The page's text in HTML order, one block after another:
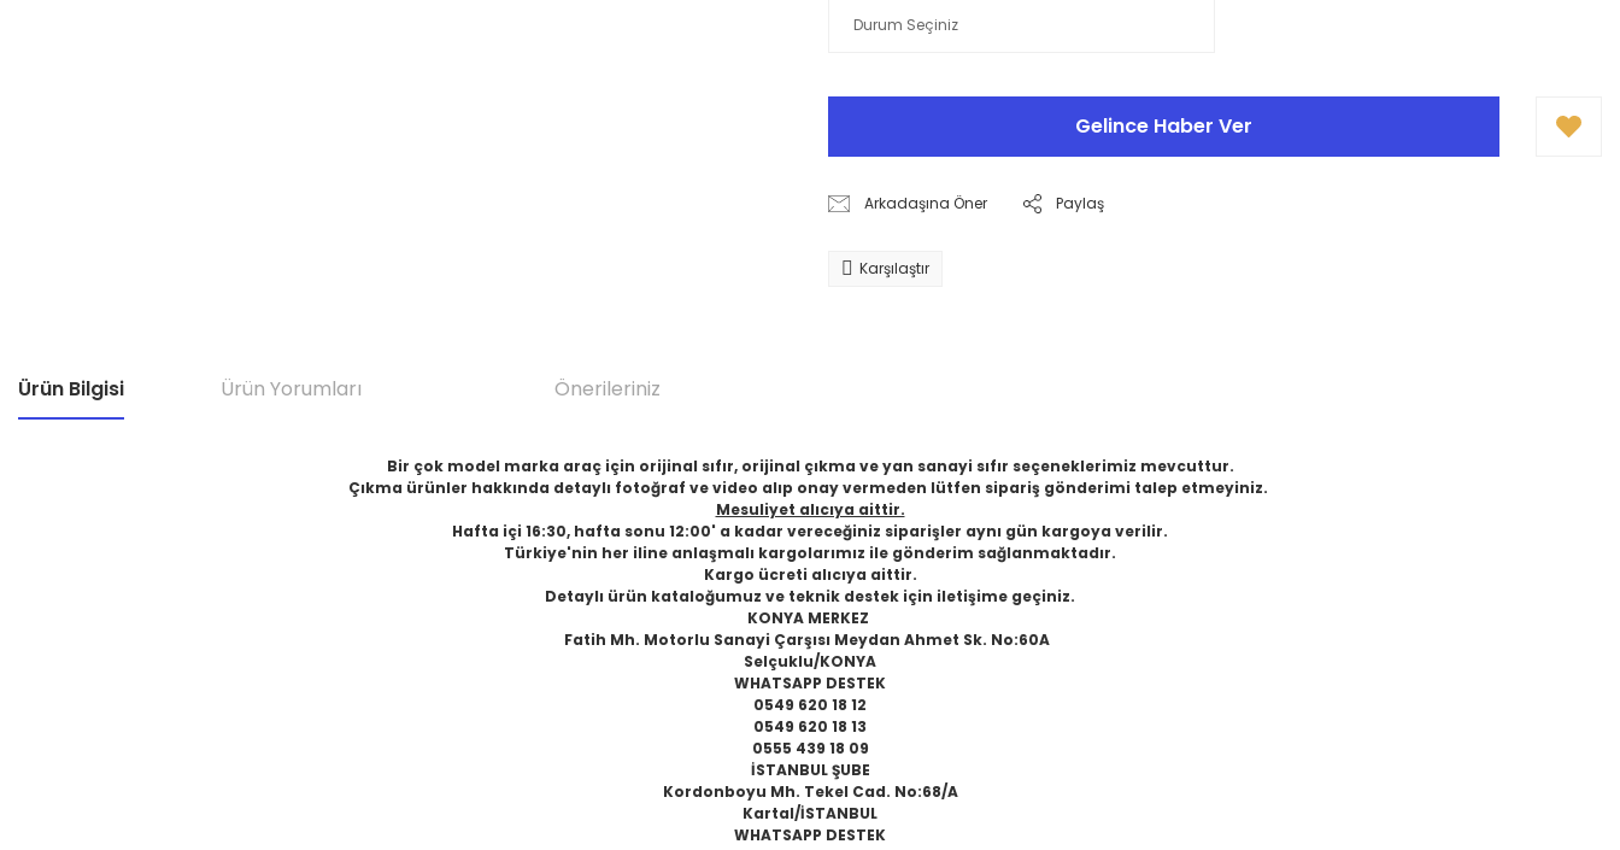
Gelince Haber Ver
Arkadaşına Öner Paylaş
Karşılaştır
Ürün Bilgisi Ürün Yorumları Önerileriniz
Bir çok model marka araç için orijinal sıfır, orijinal çıkma ve yan sanayi sıfır seçeneklerimiz mevcuttur.
Çıkma ürünler hakkında detaylı fotoğraf ve video alıp onay vermeden lütfen sipariş gönderimi talep etmeyiniz.
Mesuliyet alıcıya aittir.
Hafta içi 16:30, hafta sonu 12:00' a kadar vereceğiniz siparişler aynı gün kargoya verilir.
Türkiye'nin her iline anlaşmalı kargolarımız ile gönderim sağlanmaktadır.
Kargo ücreti alıcıya aittir.
Detaylı ürün kataloğumuz ve teknik destek için iletişime geçiniz.
KONYA MERKEZ
Fatih Mh. Motorlu Sanayi Çarşısı Meydan Ahmet Sk. No:60A
Selçuklu/KONYA
WHATSAPP DESTEK
0549 620 18 12
0549 620 18 13
0555 439 18 09
İSTANBUL ŞUBE
Kordonboyu Mh. Tekel Cad. No:68/A
Kartal/İSTANBUL
WHATSAPP DESTEK